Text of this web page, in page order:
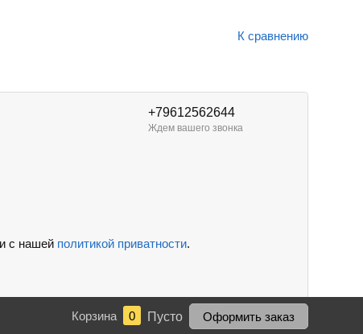
К сравнению
+79612562644
Ждем вашего звонка
с нашей политикой приватности.
Корзина 0 Пусто Оформить заказ